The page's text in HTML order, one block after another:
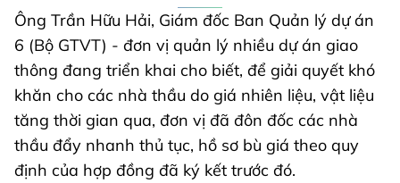
Ông Trần Hữu Hải, Giám đốc Ban Quản lý dự án
6 (Bộ GTVT) - đơn vị quản lý nhiều dự án giao
thông đang triển khai cho biết, để giải quyết khó
khăn cho các nhà thầu do giá nhiên liệu, vật liệu
tăng thời gian qua, đơn vị đã đôn đốc các nhà
thầu đẩy nhanh thủ tục, hồ sơ bù giá theo quy
định của hợp đồng đã ký kết trước đó.